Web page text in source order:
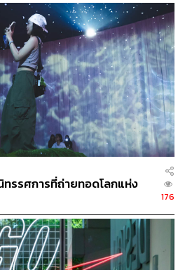
ดเด็กหญิงมะม่วงที่ใหญ่ที่สุดที่
ดออกมาในแนวคิดภาพสะท้อนจาก
โยงกับมะม่วง เพราะ ตั้ม วิศุทธิ์
เพลิดเพลินไปกับทุกภาพวาดและ
งเวลาและอิริยาบถของน้อง
ตรงนี้บอกกับทุกๆ คนว่า ‘ฉันก็
ทรรศการที่ถ่ายทอดโลกแห่ง
176